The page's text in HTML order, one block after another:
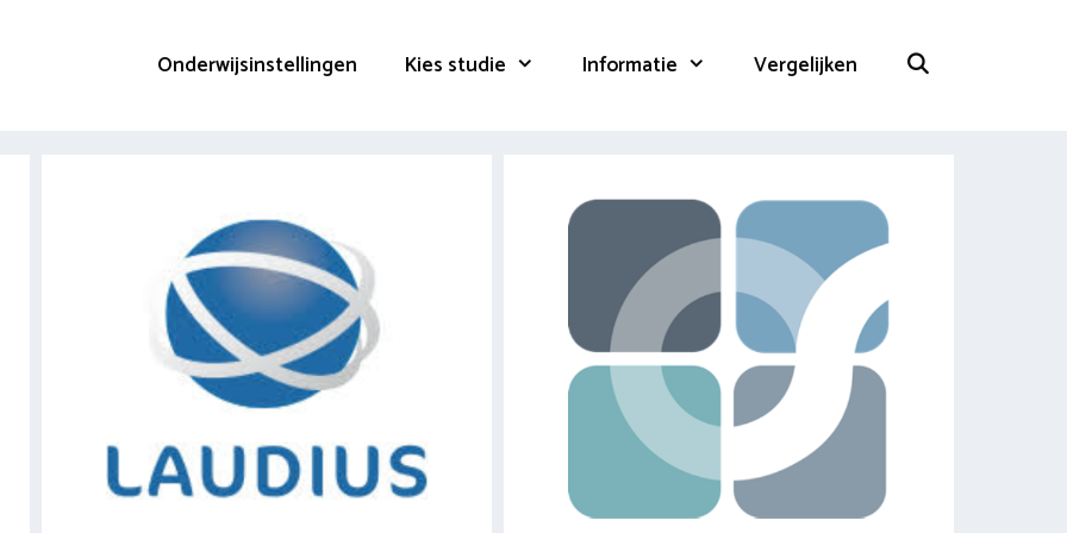
Onderwijsinstellingen Kies studie Informatie Vergelijken